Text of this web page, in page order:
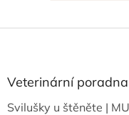
Z
aVeterinární poradna
Svilušky u štěněte |